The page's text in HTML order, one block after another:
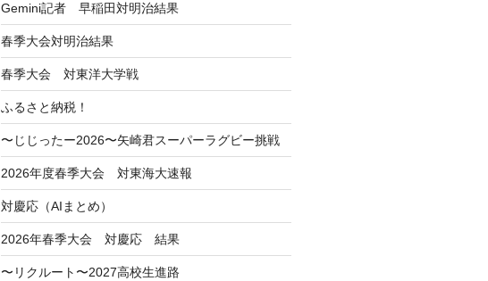
Gemini記者 早稲田対明治結果
春季大会対明治結果
春季大会 対東洋大学戦
ふるさと納税！
〜じじったー2026〜矢崎君スーパーラグビー挑戦
2026年度春季大会 対東海大速報
対慶応（AIまとめ）
2026年春季大会 対慶応 結果
〜リクルート〜2027高校生進路